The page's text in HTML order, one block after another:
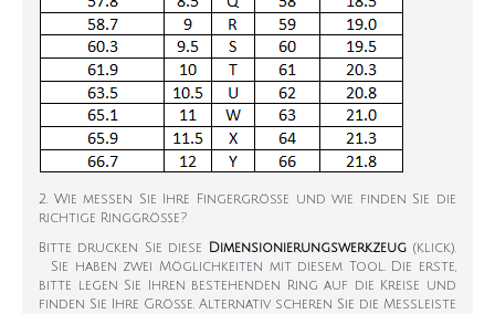
2. Wie messen Sie Ihre Fingergröße und wie finden Sie die
richtige Ringgröße?
Bitte drucken Sie diese Dimensionierungswerkzeug (klick).
Sie haben zwei Möglichkeiten mit diesem Tool. Die erste,
bitte legen Sie Ihren bestehenden Ring auf die Kreise und
finden Sie Ihre Größe. Alternativ scheren Sie die Messleiste